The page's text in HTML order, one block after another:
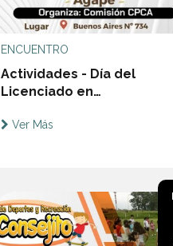
ENCUENTRO
Actividades - Día del
Licenciado en
Ver Más